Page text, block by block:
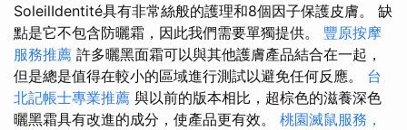
SoleilIdentité具有非常絲般的護理和8個因子保護皮膚。 缺
點是它不包含防曬霜，因此我們需要單獨提供。 豐原按摩
服務推薦 許多曬黑面霜可以與其他護膚產品結合在一起，
但是總是值得在較小的區域進行測試以避免任何反應。 台
北記帳士專業推薦 與以前的版本相比，超棕色的滋養深色
曬黑霜具有改進的成分，使產品更有效。 桃園滅鼠服務，